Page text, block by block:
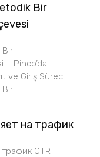
Bir
Bir
Pinco’da
ve Giriş Süreci
Bir
на трафик
CTR